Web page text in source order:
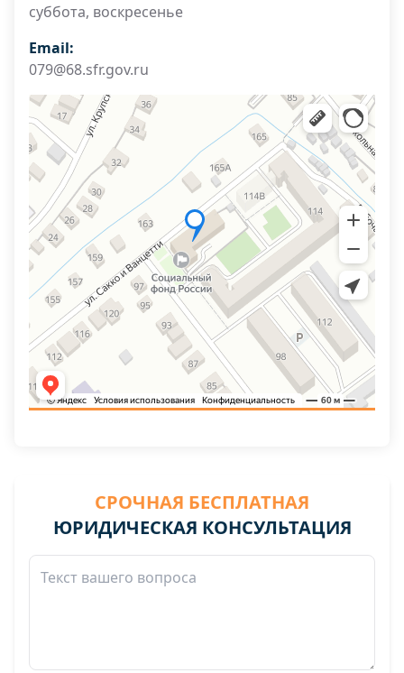
суббота, воскресенье
Email:
079@68.sfr.gov.ru
СРОЧНАЯ БЕСПЛАТНАЯ
ЮРИДИЧЕСКАЯ КОНСУЛЬТАЦИЯ